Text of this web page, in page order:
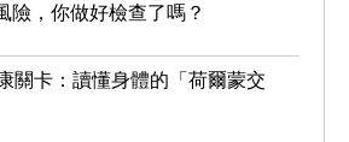
險，你做好檢查了嗎？
關卡：讀懂身體的「荷爾蒙交